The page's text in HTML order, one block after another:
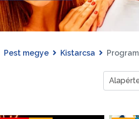
Pest megye Kistarcsa